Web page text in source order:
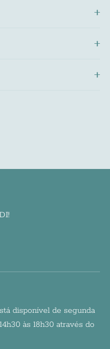
disponível de segunda
às 18h30 através do